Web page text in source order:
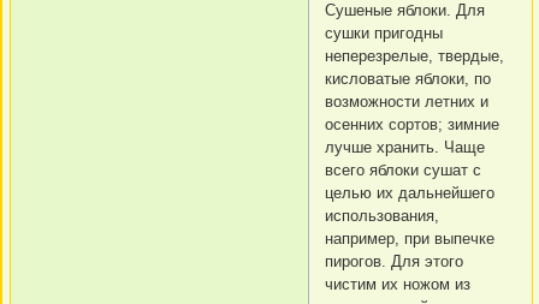
Сушеные яблоки. Для
сушки пригодны
неперезрелые, твердые,
кисловатые яблоки, по
возможности летних и
осенних сортов; зимние
лучше хранить. Чаще
всего яблоки сушат с
целью их дальнейшего
использования,
например, при выпечке
пирогов. Для этого
чистим их ножом из